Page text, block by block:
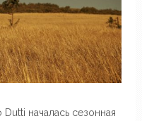
началась сезонная